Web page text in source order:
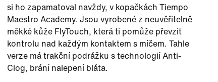
si ho zapamatoval navždy, v kopačkách Tiempo
Maestro Academy. Jsou vyrobené z neuvěřitelně
měkké kůže FlyTouch, která ti pomůže převzít
kontrolu nad každým kontaktem s míčem. Tahle
verze má trakční podrážku s technologií Anti-
Clog, brání nalepení bláta.